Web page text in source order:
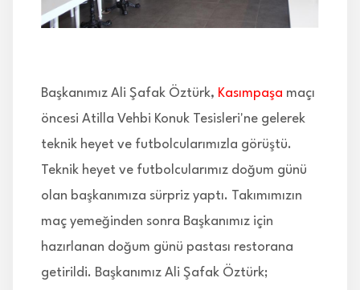
Başkanımız Ali Şafak Öztürk, Kasımpaşa maçı
öncesi Atilla Vehbi Konuk Tesisleri'ne gelerek
teknik heyet ve futbolcularımızla görüştü.
Teknik heyet ve futbolcularımız doğum günü
olan başkanımıza sürpriz yaptı. Takımımızın
maç yemeğinden sonra Başkanımız için
hazırlanan doğum günü pastası restorana
getirildi. Başkanımız Ali Şafak Öztürk;